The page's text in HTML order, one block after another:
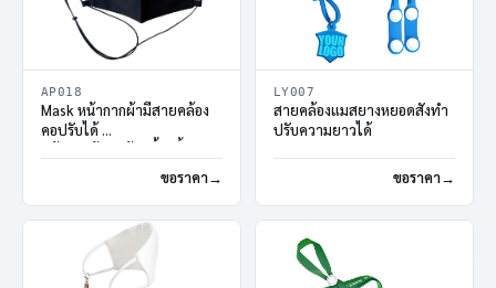
AP018
Mask หน้ากากผ้ามีสายคล้อง
คอปรับได้
ขอราคา
LY007
สายคล้องแมสยางหยอดสั่งทำ
ปรับความยาวได้
ขอราคา